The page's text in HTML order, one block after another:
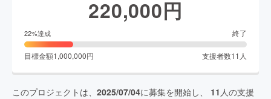
220,000円
22%達成 終了
目標金額1,000,000円 支援者数11 人
このプロジェクトは、 2025/07/04に募集を開始し、 11 人の支援